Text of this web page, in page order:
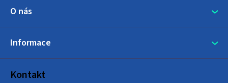
O nás
Informace
Kontakt